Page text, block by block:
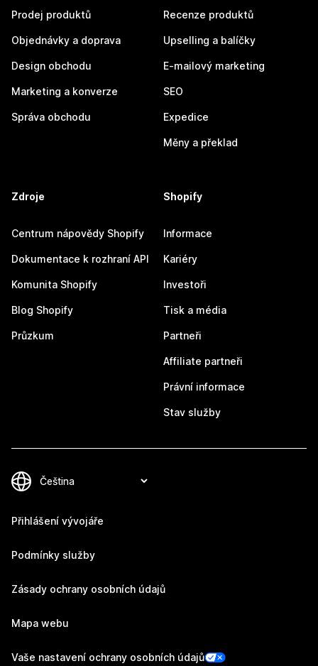
Prodej produktů
Objednávky a doprava
Design obchodu
Marketing a konverze
Správa obchodu
Recenze produktů
Upselling a balíčky
E-mailový marketing
SEO
Expedice
Měny a překlad
Zdroje
Centrum nápovědy Shopify
Dokumentace k rozhraní API
Komunita Shopify
Blog Shopify
Průzkum
Shopify
Informace
Kariéry
Investoři
Tisk a média
Partneři
Affiliate partneři
Právní informace
Stav služby
Přihlášení vývojáře
Podmínky služby
Zásady ochrany osobních údajů
Mapa webu
Vaše nastavení ochrany osobních údajů